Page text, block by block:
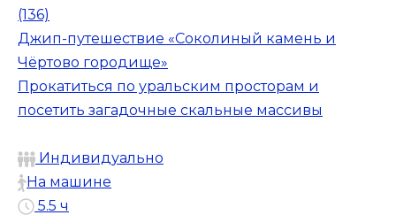
(136)
Джип-путешествие «Соколиный камень и
Чёртово городище»
Прокатиться по уральским просторам и
посетить загадочные скальные массивы
Индивидуально
На машине
5.5 ч